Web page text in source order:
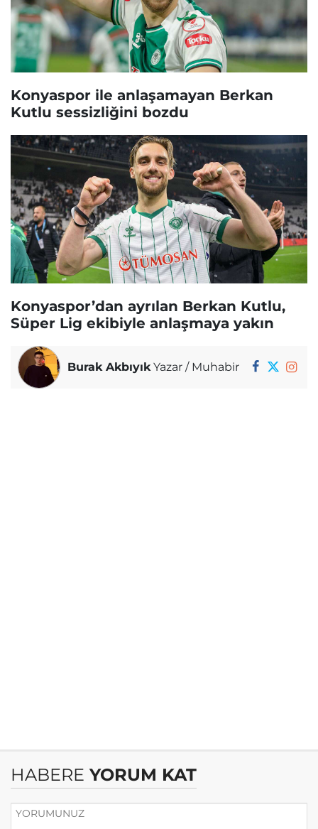
Konyaspor ile anlaşamayan Berkan
Kutlu sessizliğini bozdu
Konyaspor’dan ayrılan Berkan Kutlu,
Süper Lig ekibiyle anlaşmaya yakın
Burak AkbıyıkYazar / Muhabir
HABERE YORUM KAT